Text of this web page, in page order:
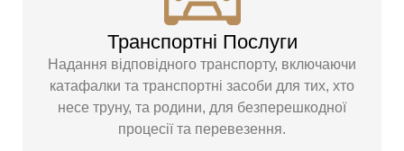
Транспортні Послуги
Надання відповідного транспорту, включаючи
катафалки та транспортні засоби для тих, хто
несе труну, та родини, для безперешкодної
процесії та перевезення.